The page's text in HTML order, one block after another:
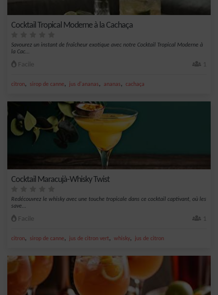
Cocktail Tropical Moderne à la Cachaça
Savourez un instant de fraîcheur exotique avec notre Cocktail Tropical Moderne à
la Cac...
Facile 1
citron, sirop de canne, jus d'ananas, ananas, cachaça
Cocktail Maracujà-Whisky Twist
Redécouvrez le whisky avec une touche tropicale dans ce cocktail captivant, où les
save...
Facile 1
citron, sirop de canne, jus de citron vert, whisky, jus de citron